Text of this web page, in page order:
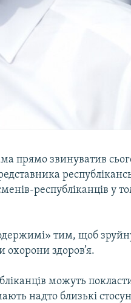
прямо звинуватив
республіканців у
тим, щоб
здоров’я.
можуть
надто близькі